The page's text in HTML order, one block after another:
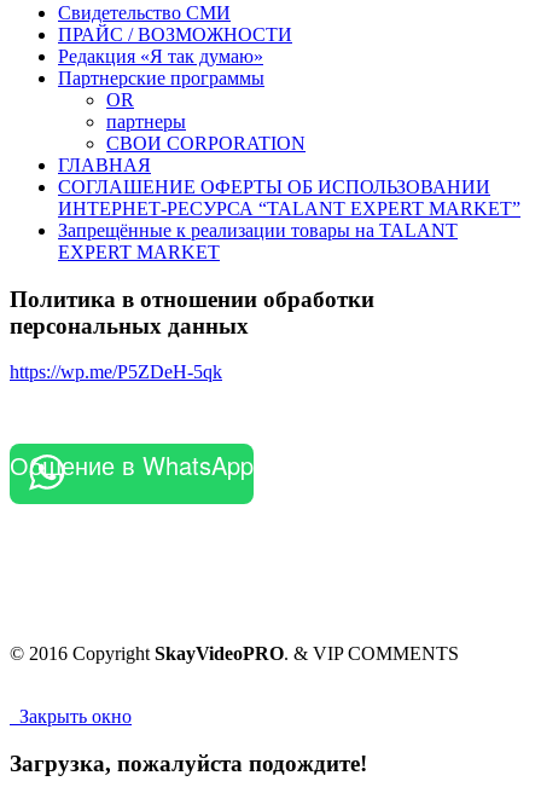
Свидетельство СМИ
ПРАЙС / ВОЗМОЖНОСТИ
Редакция «Я так думаю»
Партнерские программы
OR
партнеры
СВОИ CORPORATION
ГЛАВНАЯ
СОГЛАШЕНИЕ ОФЕРТЫ ОБ ИСПОЛЬЗОВАНИИ
ИНТЕРНЕТ-РЕСУРСА “TALANT EXPERT MARKET”
Запрещённые к реализации товары на TALANT
EXPERT MARKET
Политика в отношении обработки
персональных данных
https://wp.me/P5ZDeH-5qk
Общение в WhatsApp
© 2016 Copyright SkayVideoPRO. & VIP COMMENTS
Закрыть окно
Загрузка, пожалуйста подождите!